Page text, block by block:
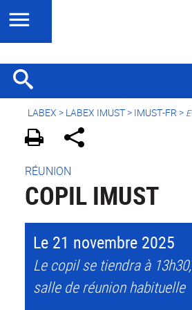
LABEX > LABEX IMUST> IMUST-FR >
RÉUNION
COPIL IMUST
Le 21 novembre 2025
Le copil se tiendra à
salle de réunion habituelle